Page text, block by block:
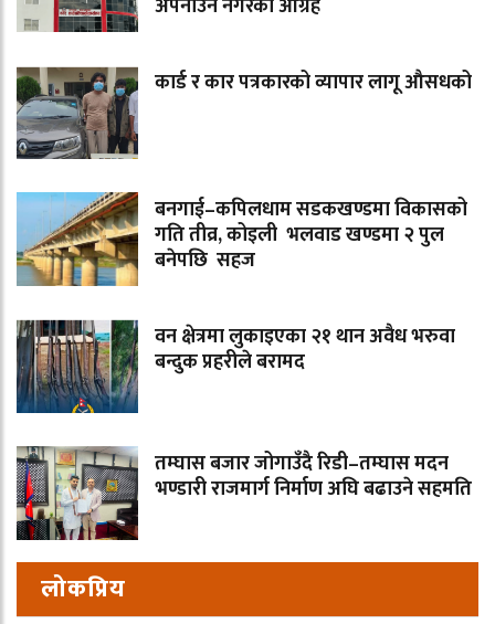
कार्ड र कार पत्रकारको व्यापार लागू औसधको
बनगाई–कपिलधाम सडकखण्डमा विकासको
गति तीव्र, कोइली भलवाड खण्डमा २ पुल
बनेपछि सहज
वन क्षेत्रमा लुकाइएका २१ थान अवैध भरुवा
बन्दुक प्रहरीले बरामद
तम्घास बजार जोगाउँदै रिडी–तम्घास मदन
भण्डारी राजमार्ग निर्माण अघि बढाउने सहमति
लोकप्रिय